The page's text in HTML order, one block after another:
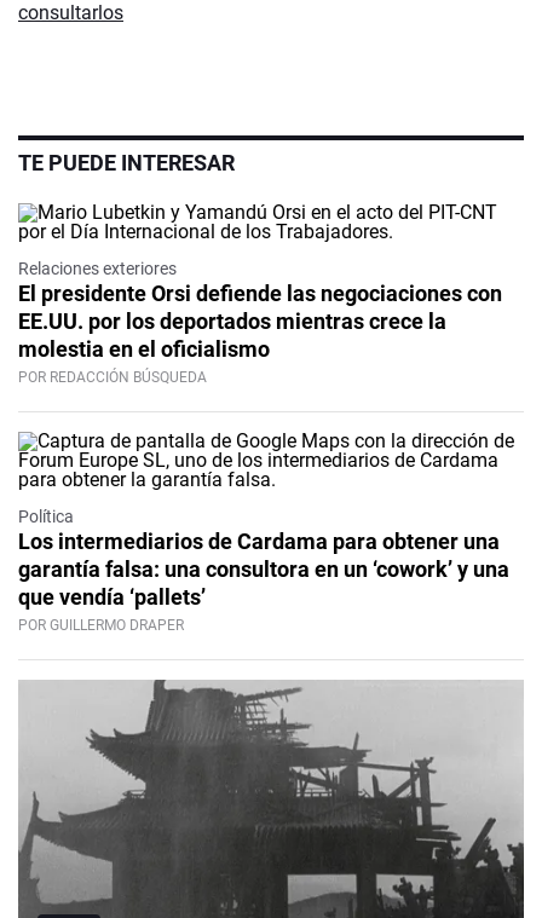
consultarlos
TE PUEDE INTERESAR
Relaciones exteriores
El presidente Orsi defiende las negociaciones con
EE.UU. por los deportados mientras crece la
molestia en el oficialismo
POR REDACCIÓN BÚSQUEDA
Política
Los intermediarios de Cardama para obtener una
garantía falsa: una consultora en un ‘cowork’ y una
que vendía ‘pallets’
POR GUILLERMO DRAPER